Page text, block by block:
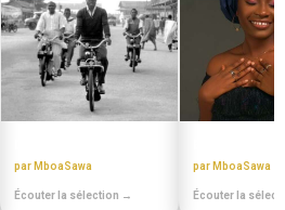
par MboaSawa
Écouter la sélection →
par MboaSawa
Écouter la